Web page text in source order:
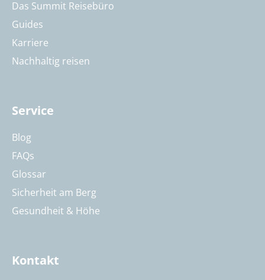
Das Summit Reisebüro
Guides
Karriere
Nachhaltig reisen
Service
Blog
FAQs
Glossar
Sicherheit am Berg
Gesundheit & Höhe
Kontakt